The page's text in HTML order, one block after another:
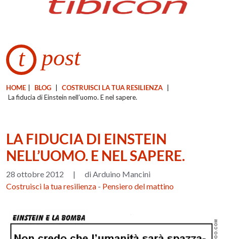
t post
HOME BLOG COSTRUISCI LA TUA RESILIENZA
La fiducia di Einstein nell’uomo. E nel sapere.
LA FIDUCIA DI EINSTEIN
NELL’UOMO. E NEL SAPERE.
28 ottobre 2012 |
di Arduino Mancini
Costruisci la tua resilienza - Pensiero del mattino